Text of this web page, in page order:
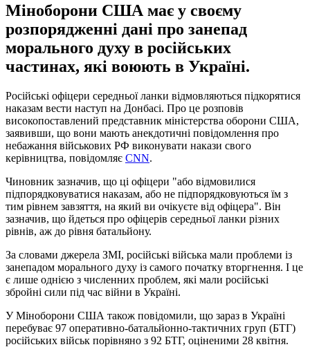
Міноборони США має у своєму
розпорядженні дані про занепад
морального духу в російських
частинах, які воюють в Україні.
Російські офіцери середньої ланки відмовляються підкорятися
наказам вести наступ на Донбасі. Про це розповів
високопоставлений представник міністерства оборони США,
заявивши, що вони мають анекдотичні повідомлення про
небажання військових РФ виконувати накази свого
керівництва, повідомляє CNN.
Чиновник зазначив, що ці офіцери "або відмовилися
підпорядковуватися наказам, або не підпорядковуються їм з
тим рівнем завзяття, на який ви очікуєте від офіцера". Він
зазначив, що йдеться про офіцерів середньої ланки різних
рівнів, аж до рівня батальйону.
За словами джерела ЗМІ, російські війська мали проблеми із
занепадом морального духу із самого початку вторгнення. І це
є лише однією з численних проблем, які мали російські
збройні сили під час війни в Україні.
У Міноборони США також повідомили, що зараз в Україні
перебуває 97 оперативно-батальйонно-тактичних груп (БТГ)
російських військ порівняно з 92 БТГ, оціненими 28 квітня.